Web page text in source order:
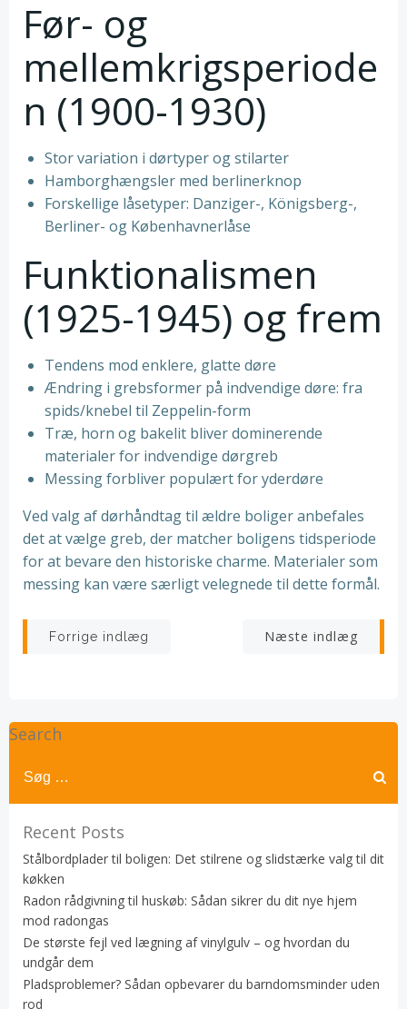
Før- og
mellemkrigsperiode
n (1900-1930)
Stor variation i dørtyper og stilarter
Hamborghængsler med berlinerknop
Forskellige låsetyper: Danziger-, Königsberg-,
Berliner- og Københavnerlåse
Funktionalismen
(1925-1945) og frem
Tendens mod enklere, glatte døre
Ændring i grebsformer på indvendige døre: fra
spids/knebel til Zeppelin-form
Træ, horn og bakelit bliver dominerende
materialer for indvendige dørgreb
Messing forbliver populært for yderdøre
Ved valg af dørhåndtag til ældre boliger anbefales
det at vælge greb, der matcher boligens tidsperiode
for at bevare den historiske charme. Materialer som
messing kan være særligt velegnede til dette formål.
Indlægsnavigation
Forrige indlæg Næste indlæg
Search
Recent Posts
Stålbordplader til boligen: Det stilrene og slidstærke valg til dit
køkken
Radon rådgivning til huskøb: Sådan sikrer du dit nye hjem
mod radongas
De største fejl ved lægning af vinylgulv – og hvordan du
undgår dem
Pladsproblemer? Sådan opbevarer du barndomsminder uden
rod